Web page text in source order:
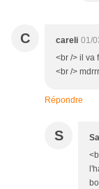
C careli 01/
<br /> il va
<br />
Répondre
S